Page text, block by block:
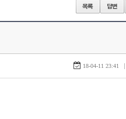
18-04-11 23:41 |